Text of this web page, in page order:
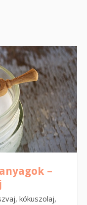
–
kókuszolaj,